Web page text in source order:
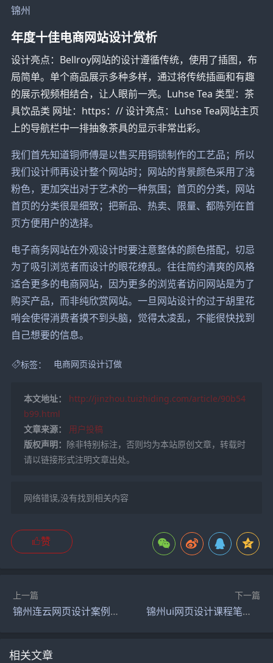
锦州
年度十佳电商网站设计赏析
设计亮点：Bellroy网站的设计遵循传统，使用了插图，布
局简单。单个商品展示多种多样，通过将传统插画和有趣
的展示视频相结合，让人眼前一亮。Luhse Tea 类型：茶
具饮品类 网址：https：// 设计亮点：Luhse Tea网站主页
上的导航栏中一排抽象茶具的显示非常出彩。
我们首先知道铜师傅是以售买用铜锁制作的工艺品；所以
我们设计师再设计整个网站时；网站的背景颜色采用了浅
粉色，更加突出对于艺术的一种氛围；首页的分类，网站
首页的分类很是细致；把新品、热卖、限量、都陈列在首
页方便用户的选择。
电子商务网站在外观设计时要注意整体的颜色搭配，切忌
为了吸引浏览者而设计的眼花缭乱。往往简约清爽的风格
适合更多的电商网站，因为更多的浏览者访问网站是为了
购买产品，而非纯欣赏网站。一旦网站设计的过于胡里花
哨会使得消费者摸不到头脑，觉得太凌乱，不能很快找到
自己想要的信息。
标签： 电商网页设计订做
本文地址：
http://jinzhou.tuizhiding.com/article/90b54
b99.html
文章来源：
用户投稿
版权声明： 除非特别标注，否则均为本站原创文章，转载时
请以链接形式注明文章出处。
网络错误,没有找到相关内容
赞
上一篇
锦州连云网页设计案例分析（连云网页设计案例分析怎么写）
下一篇
锦州ui网页设计课程笔记（ui设计网页设计培训）
相关文章